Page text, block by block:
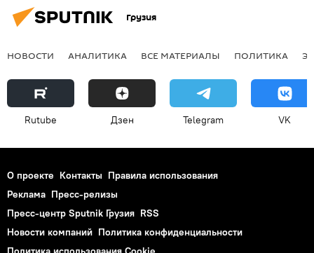
Грузия
НОВОСТИ АНАЛИТИКА ВСЕ МАТЕРИАЛЫ ПОЛИТИКА
Rutube Дзен Telegram VK
О проекте Контакты Правила использования
Реклама Пресс-релизы
Пресс-центр Sputnik Грузия RSS
Новости компаний Политика конфиденциальности